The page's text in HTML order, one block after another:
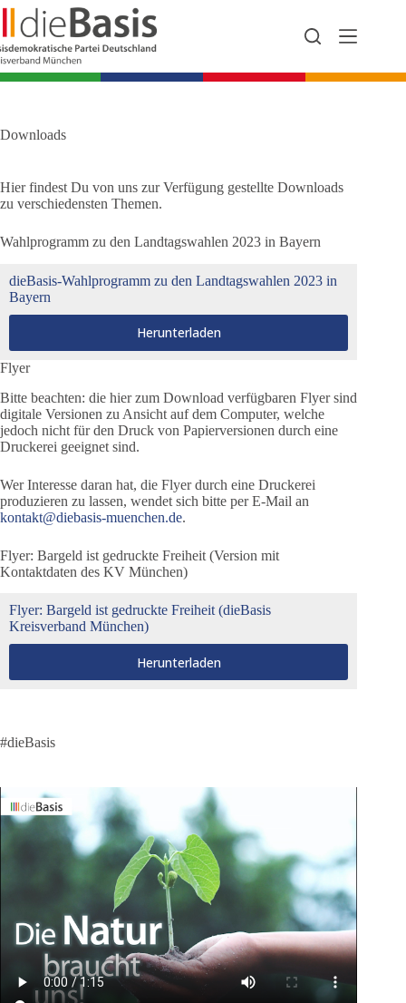
Zum
Inhalt
springen
Downloads
Hier findest Du von uns zur Verfügung gestellte Downloads
zu verschiedensten Themen.
Wahlprogramm zu den Landtagswahlen 2023 in Bayern
dieBasis-Wahlprogramm zu den Landtagswahlen 2023 in
Bayern
Herunterladen
Flyer
Bitte beachten: die hier zum Download verfügbaren Flyer sind
digitale Versionen zu Ansicht auf dem Computer, welche
jedoch nicht für den Druck von Papierversionen durch eine
Druckerei geeignet sind.
Wer Interesse daran hat, die Flyer durch eine Druckerei
produzieren zu lassen, wendet sich bitte per E-Mail an
kontakt@diebasis-muenchen.de.
Flyer: Bargeld ist gedruckte Freiheit (Version mit
Kontaktdaten des KV München)
Flyer: Bargeld ist gedruckte Freiheit (dieBasis
Kreisverband München)
Herunterladen
#dieBasis